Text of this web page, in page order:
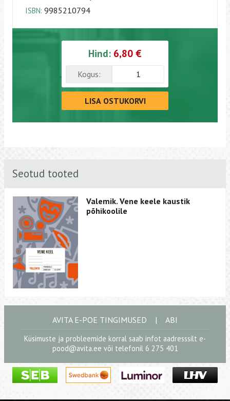
ISBN: 9985210794
Hind: 6,80 €
Kogus:
LISA OSTUKORVI
Seotud tooted
Valemik. Vene keele kaustik
põhikoolile
AVITA E-POE TINGIMUSED | ABI
Küsimuste ja probleemide korral saab infot aadresssilt e-
pood@avita.ee või telefonil 6 275 401